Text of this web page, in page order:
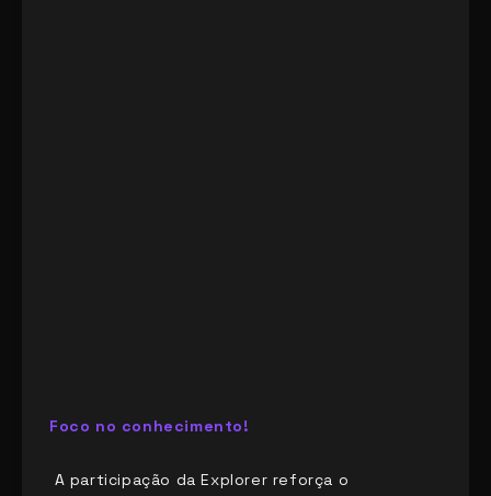
Foco no conhecimento!
A participação da Explorer reforça o